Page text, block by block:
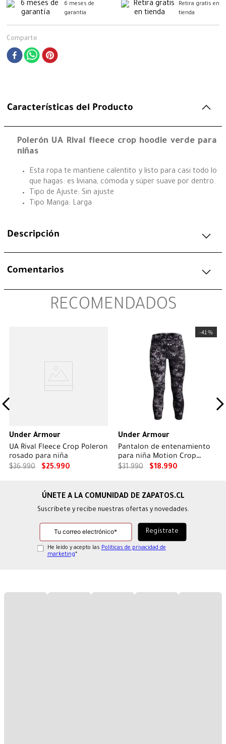
6 meses de
garantía
Retira gratis en
tienda
Comparte
Características del Producto
Polerón UA Rival fleece crop hoodie verde para
niñas
Esta ropa te mantiene calentito y listo para casi todo lo
que hagas: es liviana, cómoda y súper suave por dentro.
Tipo de Ajuste: Sin ajuste
Tipo Manga: Larga
Descripción
Comentarios
RECOMENDADOS
Under Armour
UA Rival Fleece Crop Poleron
rosado para niña
$36.990 $25.990
-41 %
Under Armour
Pantalon de entenamiento
para niña Motion Crop
negro
$31.990 $18.990
Suscríbete y recibe nuestras ofertas y novedades.
He leído y acepto las Políticas de privacidad de
marketing*